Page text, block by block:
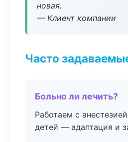
новая.
— Клиент компании
Часто
Больно ли лечить?
Работаем с
детей — адаптация и